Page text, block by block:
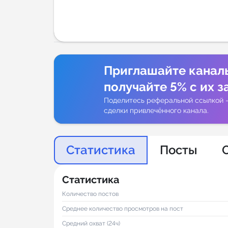
Приглашайте
получайте 5% с их
Поделитесь реферальной ссылкой
сделки привлечённого канала.
Статистика Посты
Статистика
Количество постов
Среднее количество просмотров на пост
Средний охват (24ч)